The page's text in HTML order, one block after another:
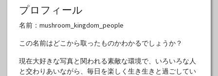
プロフィール
名前：mushroom_kingdom_people
この名前はどこから取ったものかわかるでしょうか？
現在大好きな写真と関われる素敵な環境で、いろいろな人
と交わりあいながら、毎日を楽しく生き生きと過ごしてい